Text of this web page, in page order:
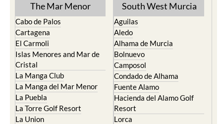
The Mar Menor
Cabo de Palos
Cartagena
El Carmoli
Islas Menores and Mar de
Cristal
La Manga Club
La Manga del Mar Menor
La Puebla
La Torre Golf Resort
La Union
South West Murcia
Aguilas
Aledo
Alhama de Murcia
Bolnuevo
Camposol
Condado de Alhama
Fuente Alamo
Hacienda del Alamo Golf
Resort
Lorca